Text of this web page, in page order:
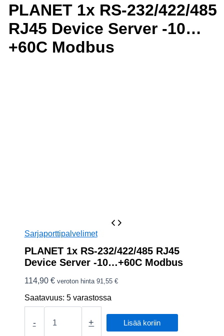
PLANET 1x RS-232/422/485
RJ45 Device Server -10…
+60C Modbus
Sarjaporttipalvelimet
PLANET 1x RS-232/422/485 RJ45
Device Server -10…+60C Modbus
114,90 € veroton hinta 91,55 €
Saatavuus: 5 varastossa
-
PLANET
+ Lisää koriin